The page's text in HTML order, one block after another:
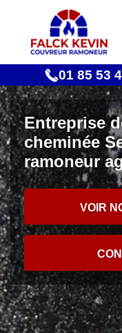
01 85 53
Entreprise
cheminée
ramoneur
VOIR